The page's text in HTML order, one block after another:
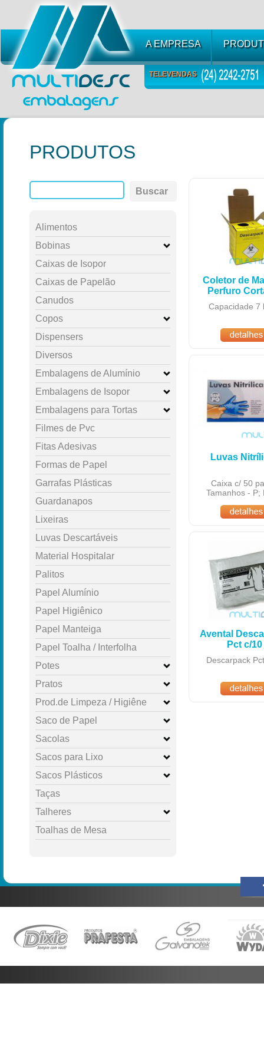
A EMPRESA
TELEVENDAS
PRODUTOS
Buscar
Alimentos
Bobinas
Caixas de Isopor
Caixas de Papelão
Canudos
Copos
Dispensers
Diversos
Embalagens de Alumínio
Embalagens de Isopor
Embalagens para Tortas
Filmes de Pvc
Fitas Adesivas
Formas de Papel
Garrafas Plásticas
Guardanapos
Lixeiras
Luvas Descartáveis
Material Hospitalar
Palitos
Papel Alumínio
Papel Higiênico
Papel Manteiga
Papel Toalha / Interfolha
Potes
Pratos
Prod.de Limpeza / Higiêne
Saco de Papel
Sacolas
Sacos para Lixo
Sacos Plásticos
Taças
Talheres
Toalhas de Mesa
Coletor de
Perfuro
Capacidade 7
Luvas
Caixa c/ 50
Tamanhos - P;
Avental
Pct c/10
Descarpack